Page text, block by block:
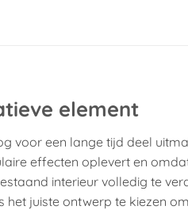
element
voor een lange tijd deel
effecten oplevert en
interieur volledig te
juiste ontwerp te kiezen